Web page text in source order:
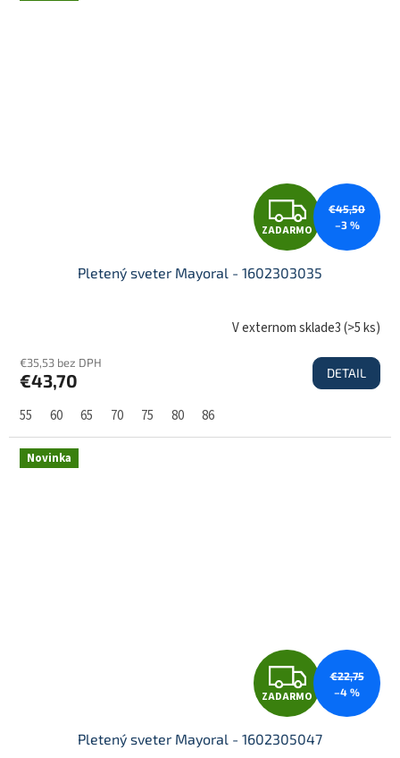
Z
A
D
A
R
ZADARMO
€45,50
–3 %
Pletený sveter Mayoral - 1602303035
V externom sklade3(>5 ks)
€35,53 bez DPH
€43,70 DETAIL
55 60 65 70 75 80 86
Novinka
Z
A
ZADARMO
€22,75
–4 %
Pletený sveter Mayoral - 1602305047